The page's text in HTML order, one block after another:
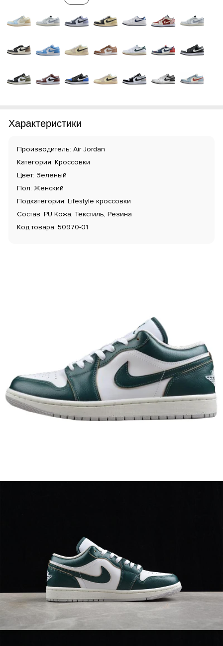
Характеристики
Производитель: Air Jordan
Категория: Кроссовки
Цвет: Зеленый
Пол: Женский
Подкатегория: Lifestyle кроссовки
Состав: PU Кожа, Текстиль, Резина
Код товара: 50970-01